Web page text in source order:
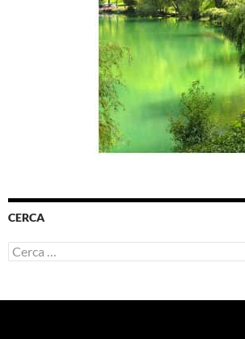
CERCA
Ricerca
per: